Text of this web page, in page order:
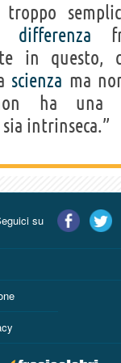
troppo
differenza
in questo,
scienza ma
ha una
sia intrinseca.”
su